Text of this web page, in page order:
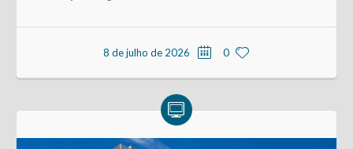
8 de julho de 2026 0